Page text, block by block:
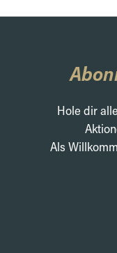
Hole dir
Als